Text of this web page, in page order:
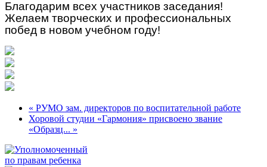
Благодарим всех участников заседания!
Желаем творческих и профессиональных
побед в новом учебном году!
« РУМО зам. директоров по воспитательной работе
Хоровой студии «Гармония» присвоено звание
«Образц... »